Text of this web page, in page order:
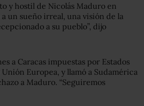
y hostil de Nicolás Maduro en
un sueño irreal, una visión de la
a su pueblo”, dijo
a Caracas impuestas por Estados
Unión Europea, y llamó a Sudamérica
a Maduro. “Seguiremos